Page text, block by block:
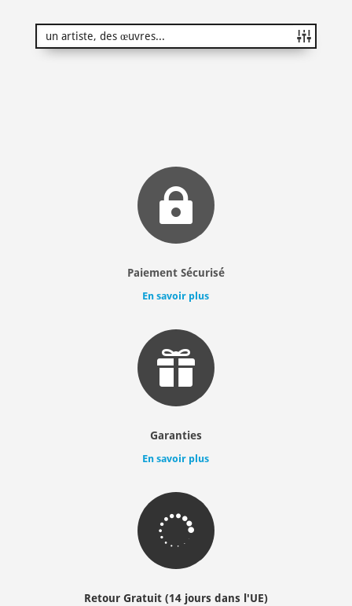

Paiement Sécurisé
En savoir plus

Garanties
En savoir plus

Retour Gratuit (14 jours dans l'UE)